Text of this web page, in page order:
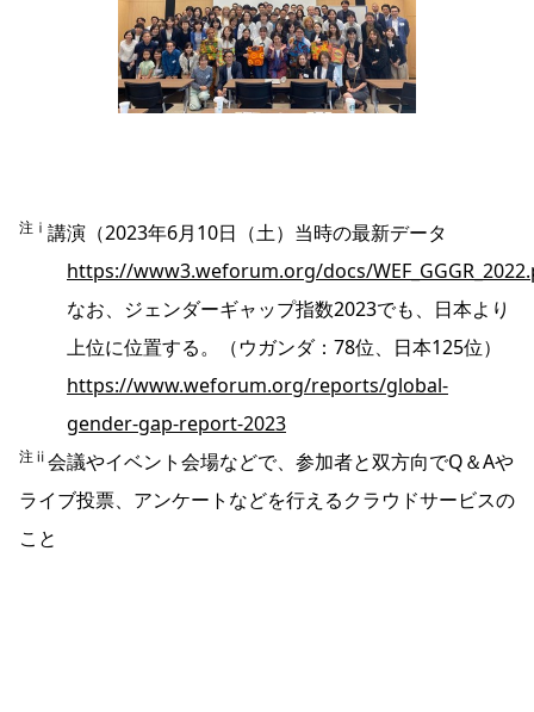
注ⅰ 講演（2023年6月10日（土）当時の最新データ
https://www3.weforum.org/docs/
なお、ジェンダーギャップ指数2023でも、日本より
上位に位置する。（ウガンダ：78位、日本125位）
https://www.weforum.org/reports/global-
gender-gap-report-2023
注ⅱ会議やイベント会場などで、参加者と双方向でQ＆Aや
ライブ投票、アンケートなどを行えるクラウドサービスの
こと